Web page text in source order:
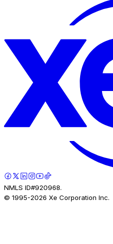
NMLS ID#920968.
© 1995-2026 Xe Corporation Inc.